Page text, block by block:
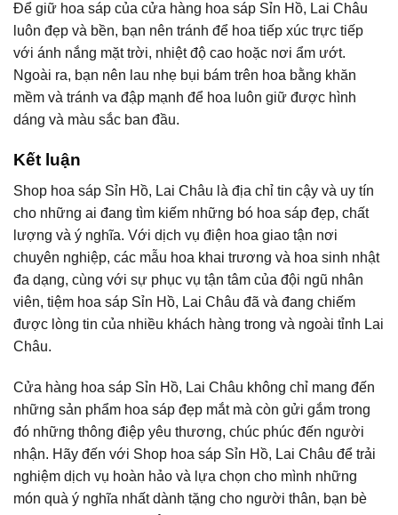
Để giữ hoa sáp của cửa hàng hoa sáp Sỉn Hồ, Lai Châu
luôn đẹp và bền, bạn nên tránh để hoa tiếp xúc trực tiếp
với ánh nắng mặt trời, nhiệt độ cao hoặc nơi ẩm ướt.
Ngoài ra, bạn nên lau nhẹ bụi bám trên hoa bằng khăn
mềm và tránh va đập mạnh để hoa luôn giữ được hình
dáng và màu sắc ban đầu.
Kết luận
Shop hoa sáp Sỉn Hồ, Lai Châu là địa chỉ tin cậy và uy tín
cho những ai đang tìm kiếm những bó hoa sáp đẹp, chất
lượng và ý nghĩa. Với dịch vụ điện hoa giao tận nơi
chuyên nghiệp, các mẫu hoa khai trương và hoa sinh nhật
đa dạng, cùng với sự phục vụ tận tâm của đội ngũ nhân
viên, tiệm hoa sáp Sỉn Hồ, Lai Châu đã và đang chiếm
được lòng tin của nhiều khách hàng trong và ngoài tỉnh Lai
Châu.
Cửa hàng hoa sáp Sỉn Hồ, Lai Châu không chỉ mang đến
những sản phẩm hoa sáp đẹp mắt mà còn gửi gắm trong
đó những thông điệp yêu thương, chúc phúc đến người
nhận. Hãy đến với Shop hoa sáp Sỉn Hồ, Lai Châu để trải
nghiệm dịch vụ hoàn hảo và lựa chọn cho mình những
món quà ý nghĩa nhất dành tặng cho người thân, bạn bè